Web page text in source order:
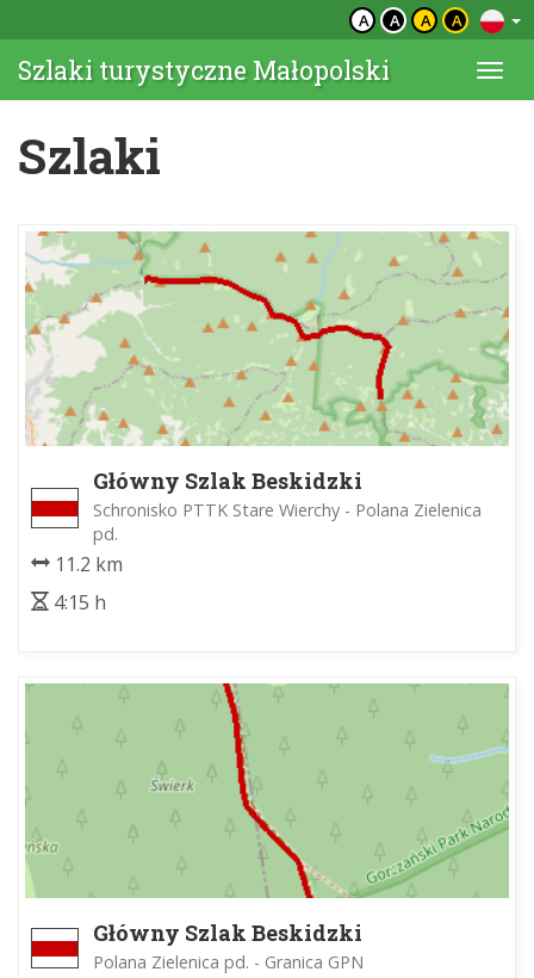
A A A A
Szlaki turystyczne Małopolski
Szlaki
Główny Szlak Beskidzki
Schronisko PTTK Stare Wierchy - Polana Zielenica
pd.
11.2 km
4:15 h
Główny Szlak Beskidzki
Polana Zielenica pd. - Granica GPN